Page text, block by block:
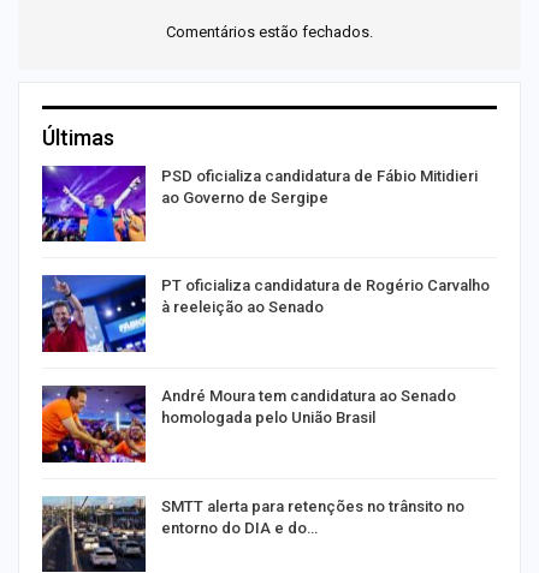
Comentários estão fechados.
Últimas
PSD oficializa candidatura de Fábio Mitidieri
ao Governo de Sergipe
PT oficializa candidatura de Rogério Carvalho
à reeleição ao Senado
André Moura tem candidatura ao Senado
homologada pelo União Brasil
SMTT alerta para retenções no trânsito no
entorno do DIA e do…